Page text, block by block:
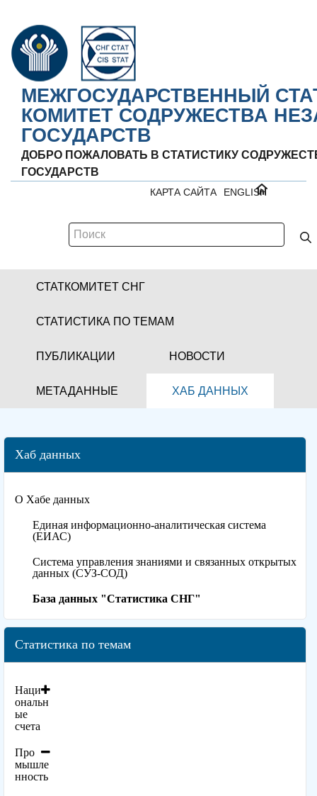
МЕЖГОСУДАРСТВЕННЫЙ
КОМИТЕТ СОДРУЖЕСТВА
ГОСУДАРСТВ
ДОБРО ПОЖАЛОВАТЬ В СТАТИСТИКУ
ГОСУДАРСТВ
ENGLISH
КАРТА САЙТА
СТАТКОМИТЕТ СНГ
СТАТИСТИКА ПО ТЕМАМ
ПУБЛИКАЦИИ НОВОСТИ
МЕТАДАННЫЕ ХАБ ДАННЫХ
Хаб данных
О Хабе данных
Единая информационно-аналитическая система
(ЕИАС)
Система управления знаниями и связанных открытых
данных (СУЗ-СОД)
База данных "Статистика СНГ"
Статистика по темам
Наци
ональн
ые
счета
Про
мышле
нность